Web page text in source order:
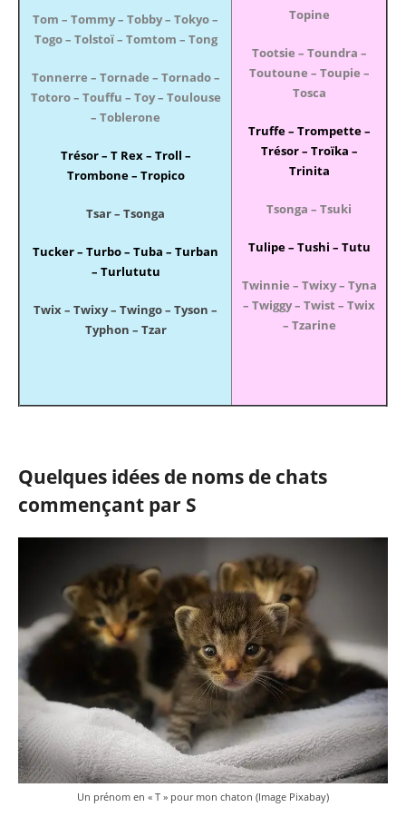
Tom – Tommy – Tobby – Tokyo –
Togo – Tolstoï – Tomtom – Tong
Tonnerre – Tornade – Tornado –
Totoro – Touffu – Toy – Toulouse
– Toblerone
Trésor – T Rex – Troll –
Trombone – Tropico
Tsar – Tsonga
Tucker – Turbo – Tuba – Turban
– Turlututu
Twix – Twixy – Twingo – Tyson –
Typhon – Tzar
Topine
Tootsie – Toundra –
Toutoune – Toupie –
Tosca
Truffe – Trompette –
Trésor – Troïka –
Trinita
Tsonga – Tsuki
Tulipe – Tushi – Tutu
Twinnie – Twixy – Tyna
– Twiggy – Twist – Twix
– Tzarine
Quelques idées de noms de chats
commençant par S
Un prénom en « T » pour mon chaton (Image Pixabay)